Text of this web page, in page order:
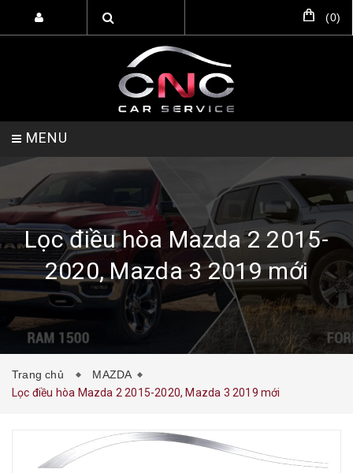
(0)
MENU
TRANG CHỦ DỊCH VỤ SẢN PHẨM
HỖ TRỢ SETUP GARA LIÊN HỆ
Lọc điều hòa Mazda 2 2015-
2020, Mazda 3 2019 mới
Trang chủ
MAZDA
Lọc điều hòa Mazda 2 2015-2020, Mazda 3 2019 mới